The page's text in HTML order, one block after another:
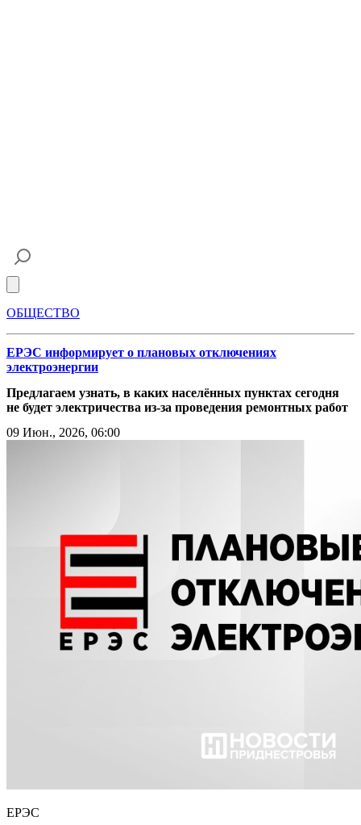
ОБЩЕСТВО
ЕРЭС информирует о плановых отключениях
электроэнергии
​​​​​​​Предлагаем узнать, в каких населённых пунктах сегодня
не будет электричества из-за проведения ремонтных работ
09 Июн., 2026, 06:00
ЕРЭС